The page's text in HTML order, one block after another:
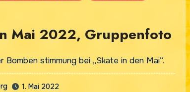
Mai 2022, Gruppenfoto
Bomben stimmung bei „Skate in den Mai“.
1. Mai 2022